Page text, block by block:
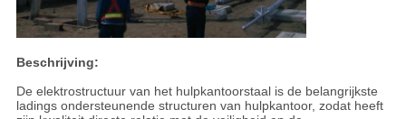
Beschrijving:
De elektrostructuur van het hulpkantoorstaal is de belangrijkste
ladings ondersteunende structuren van hulpkantoor, zodat heeft